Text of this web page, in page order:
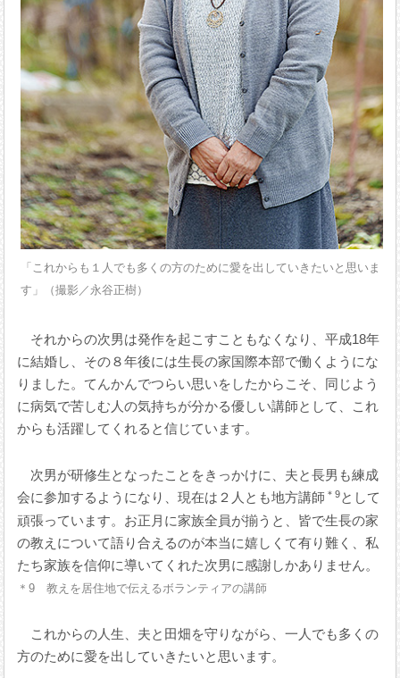
「これからも１人でも多くの方のために愛を出していきたいと思いま
す」（撮影／永谷正樹）
それからの次男は発作を起こすこともなくなり、平成18年
に結婚し、その８年後には生長の家国際本部で働くようにな
りました。てんかんでつらい思いをしたからこそ、同じよう
に病気で苦しむ人の気持ちが分かる優しい講師として、これ
からも活躍してくれると信じています。
次男が研修生となったことをきっかけに、夫と長男も練成
会に参加するようになり、現在は２人とも地方講師 ＊9として
頑張っています。お正月に家族全員が揃うと、皆で生長の家
の教えについて語り合えるのが本当に嬉しくて有り難く、私
たち家族を信仰に導いてくれた次男に感謝しかありません。
＊9 教えを居住地で伝えるボランティアの講師
これからの人生、夫と田畑を守りながら、一人でも多くの
方のために愛を出していきたいと思います。